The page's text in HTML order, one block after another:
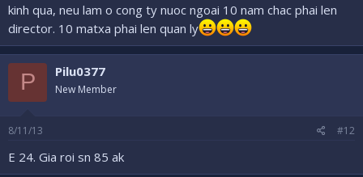
kinh qua, neu lam o cong ty nuoc ngoai 10 nam chac phai len
director. 10 matxa phai len quan ly
P Pilu0377
New Member
8/11/13 #12
E 24. Gia roi sn 85 ak